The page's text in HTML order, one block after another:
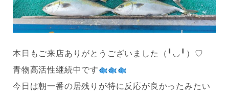
本日もご来店ありがとうございました（╹◡╹）♡
青物高活性継続中です
今日は朝一番の居残りが特に反応が良かったみたい